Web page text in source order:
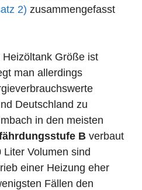
2) zusammengefasst
Größe ist
man allerdings
Deutschland zu
in den meisten
B verbaut
Volumen sind
einer Heizung eher
Fällen den